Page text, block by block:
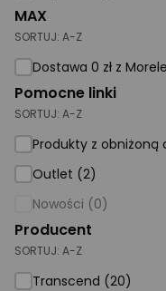
AGD małe
Biuro i firma
Sport i turystyka
Zabawki i dziecko
Supermarket
Strefa marek
MAX
SORTUJ: A-Z
Dostawa 0 zł z
Pomocne linki
SORTUJ: A-Z
Produkty z obniżoną
Outlet (2)
Nowości (0)
Producent
SORTUJ: A-Z
Transcend (20)